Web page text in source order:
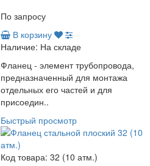
По запросу
В корзину
Наличие: На складе
Фланец - элемент трубопровода,
предназначенный для монтажа
отдельных его частей и для
присоедин..
Быстрый просмотр
Код товара: 32 (10 атм.)